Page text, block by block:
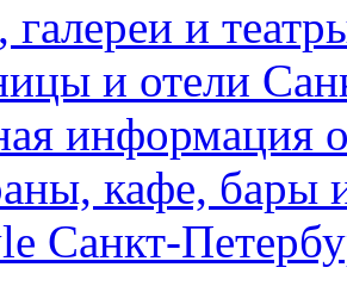
и
и отели
информация
кафе, бары
Санкт-